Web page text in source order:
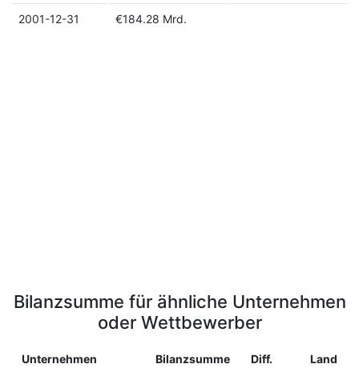
2001-12-31 €184.28 Mrd.
Bilanzsumme für ähnliche Unternehmen
oder Wettbewerber
Unternehmen Bilanzsumme Diff. Land